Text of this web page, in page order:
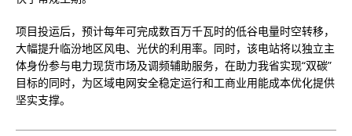
项目投运后，预计每年可完成数百万千瓦时的低谷电量时空转移，
大幅提升临汾地区风电、光伏的利用率。同时，该电站将以独立主
体身份参与电力现货市场及调频辅助服务，在助力我省实现“双碳”
目标的同时，为区域电网安全稳定运行和工商业用能成本优化提供
坚实支撑。